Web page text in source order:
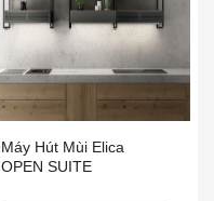
Máy Hút Mùi Elica
OPEN SUITE